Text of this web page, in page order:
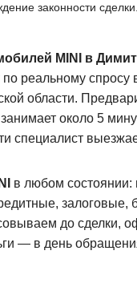
законности сделки.
MINI в
по реальному спросу
области.
около 5
специалист
в любом состоянии:
залоговые,
до сделки,
— в день